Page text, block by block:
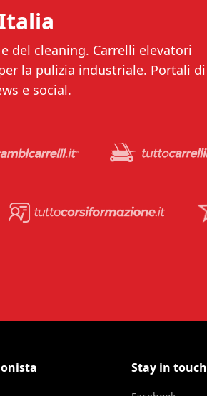
del cleaning. Carrelli elevatori
la pulizia industriale. Portali di
e social.
Stay in touch